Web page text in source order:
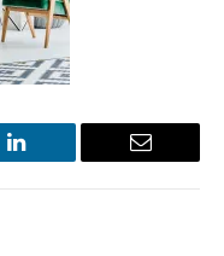
LinkedIn Email